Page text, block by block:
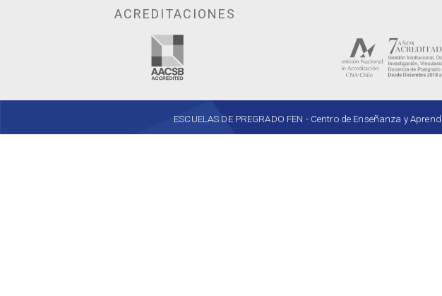
ACREDITACIONES
ESCUELAS DE PREGRADO FEN - Centro de Enseñanza y